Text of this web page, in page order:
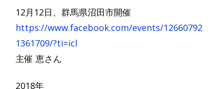
12月12日、群馬県沼田市開催
https://www.facebook.com/events/12660792
1361709/?ti=icl
主催 恵さん
2018年